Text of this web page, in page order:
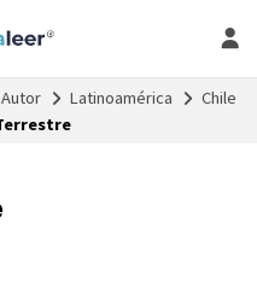
Latinoamérica
Chile